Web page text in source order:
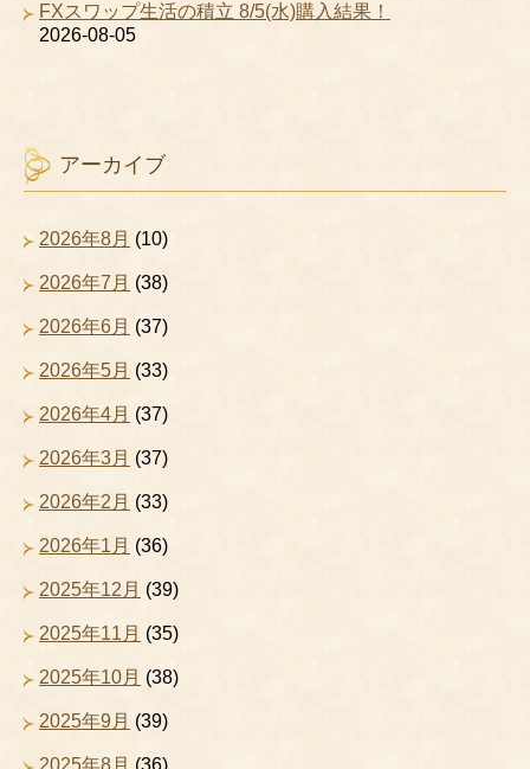
FXスワップ生活の積立 8/5(水)購入結果！
2026-08-05
アーカイブ
2026年8月 (10)
2026年7月 (38)
2026年6月 (37)
2026年5月 (33)
2026年4月 (37)
2026年3月 (37)
2026年2月 (33)
2026年1月 (36)
2025年12月 (39)
2025年11月 (35)
2025年10月 (38)
2025年9月 (39)